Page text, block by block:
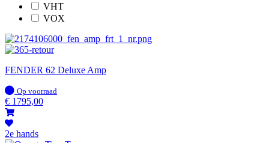
VHT
VOX
FENDER 62 Deluxe Amp
Op
voorraad
Op voorraad
€ 1795,00
2e hands